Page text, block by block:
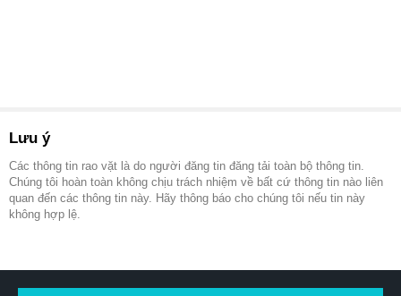
Lưu ý
Các thông tin rao vặt là do người đăng tin đăng tải toàn bộ thông tin.
Chúng tôi hoàn toàn không chịu trách nhiệm về bất cứ thông tin nào liên
quan đến các thông tin này. Hãy thông báo cho chúng tôi nếu tin này
không hợp lệ.